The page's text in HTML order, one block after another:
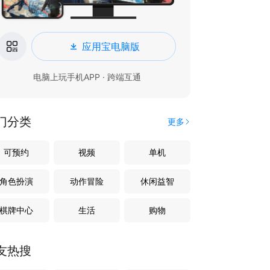
应用宝电脑版
电脑上玩手机APP · 跨端互通
分类 更多
可预约 视频 单机
角色扮演 动作冒险 休闲益智
棋牌中心 生活 购物
热搜